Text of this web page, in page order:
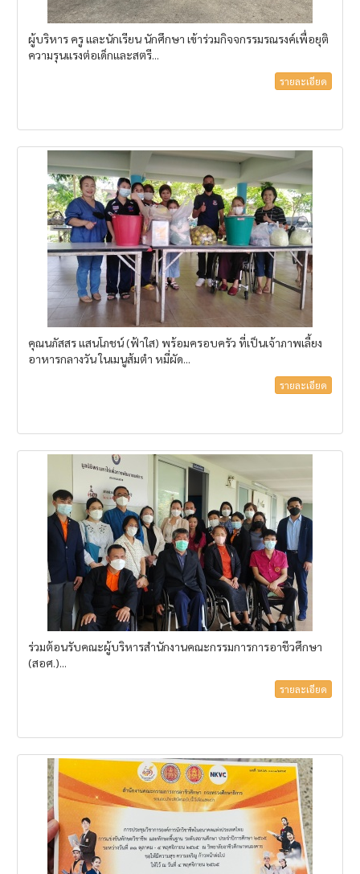
ผู้บริหาร ครู และนักเรียน นักศึกษา เข้าร่วมกิจจกรรมรณรงค์เพื่อยุติ
ความรุนแรงต่อเด็กและสตรี...
รายละเอียด
คุณนภัสสร​ แสนโภชน์​ (ฟ้าใส)​ พร้อมครอบครัว ที่เป็นเจ้าภาพเลี้ยง
อาหารกลางวัน ในเมนูส้มตำ หมี่ผัด...
รายละเอียด
ร่วมต้อนรับคณะผู้บริหารสำนักงานคณะกรรมการการอาชีวศึกษา
(สอศ.)...
รายละเอียด